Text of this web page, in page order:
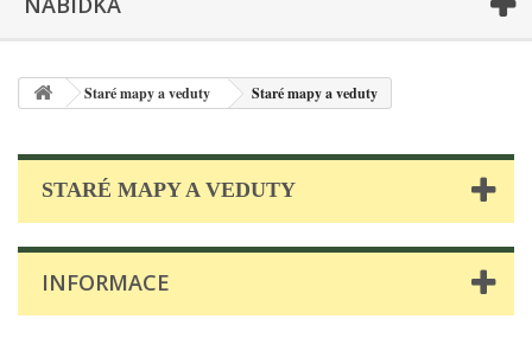
Staré mapy a veduty Staré mapy a veduty
STARÉ MAPY A VEDUTY
INFORMACE